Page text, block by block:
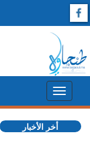
+ المغرب يهزم جنوب
أخر الأخبار